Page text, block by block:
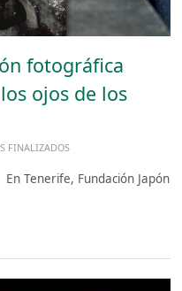
fotográfica
ojos de los
FINALIZADOS
Tenerife, Fundación Japón